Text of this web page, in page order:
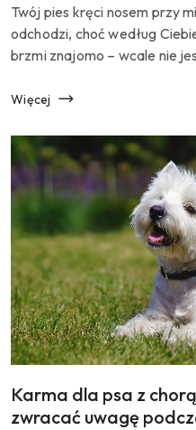
Treść
artykułu:
Twój pies kręci nosem przy
odchodzi, choć według
brzmi znajomo – wcale nie
Więcej
Tytuł
artykułu:
Karma dla psa z
zwracać uwagę